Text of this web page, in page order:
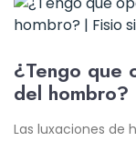
¿Tengo que
del
Las luxaciones de